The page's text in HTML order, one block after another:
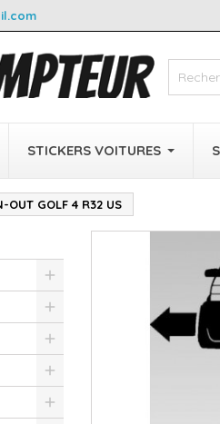
STICKERS VOITURES
GOLF 4 R32 US